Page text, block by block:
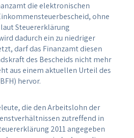
die elektronischen
ohne
Steuererklärung
dadurch ein zu niedriger
darf das Finanzamt diesen
des Bescheids nicht mehr
aus einem aktuellen Urteil des
hervor.
die den Arbeitslohn der
zutreffend in
2011 angegeben